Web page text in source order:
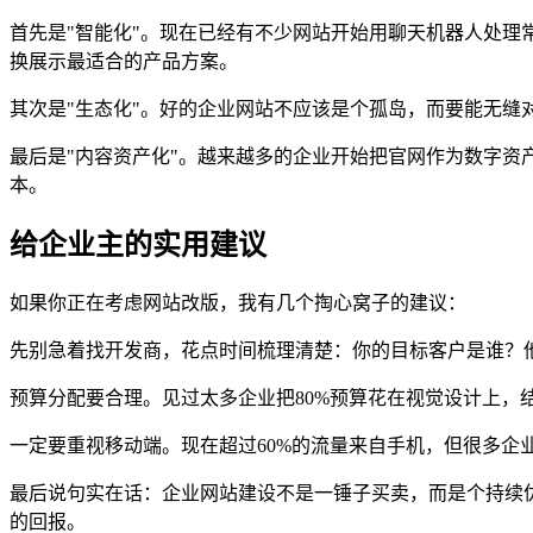
首先是"智能化"。现在已经有不少网站开始用聊天机器人处
换展示最适合的产品方案。
其次是"生态化"。好的企业网站不应该是个孤岛，而要能无
最后是"内容资产化"。越来越多的企业开始把官网作为数字
本。
给企业主的实用建议
如果你正在考虑网站改版，我有几个掏心窝子的建议：
先别急着找开发商，花点时间梳理清楚：你的目标客户是谁
预算分配要合理。见过太多企业把80%预算花在视觉设计上，
一定要重视移动端。现在超过60%的流量来自手机，但很多
最后说句实在话：企业网站建设不是一锤子买卖，而是个持
的回报。